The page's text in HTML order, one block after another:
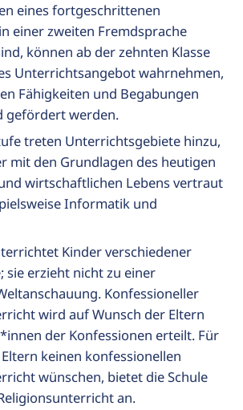
eines fortgeschrittenen
einer zweiten Fremdsprache
können ab der zehnten Klasse
Unterrichtsangebot wahrnehmen,
Fähigkeiten und Begabungen
gefördert werden.
treten Unterrichtsgebiete hinzu,
mit den Grundlagen des heutigen
wirtschaftlichen Lebens vertraut
Informatik und
Kinder verschiedener
sie erzieht nicht zu einer
Konfessioneller
wird auf Wunsch der Eltern
der Konfessionen erteilt. Für
keinen konfessionellen
wünschen, bietet die Schule
an.